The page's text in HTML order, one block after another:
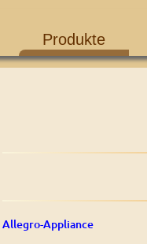
Produkte
Allegro-Appliance